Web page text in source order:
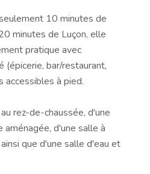
10 minutes de
minutes de Luçon, elle
pratique avec
(épicerie, bar/restaurant,
à pied.
rez-de-chaussée, d'une
aménagée, d'une salle à
que d'une salle d'eau et